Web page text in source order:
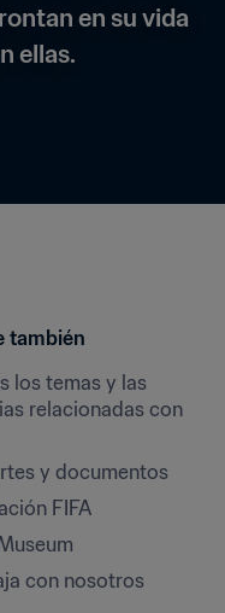
en su vida
ellas.
también
los temas y las
relacionadas con
y documentos
FIFA
con nosotros